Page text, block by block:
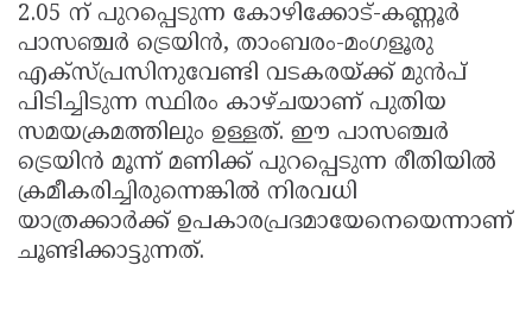
2.05 ന് പുറപ്പെടുന്ന കോഴിക്കോട്-കണ്ണൂർ
പാസഞ്ചർ ട്രെയിൻ, താംബരം-മംഗളൂരു
എക്സ്പ്രസിനുവേണ്ടി വടകരയ്ക്ക് മുൻപ്
പിടിച്ചിടുന്ന സ്ഥിരം കാഴ്ചയാണ് പുതിയ
സമയക്രമത്തിലും ഉള്ളത്. ഈ പാസഞ്ചർ
ട്രെയിൻ മൂന്ന് മണിക്ക് പുറപ്പെടുന്ന രീതിയിൽ
ക്രമീകരിച്ചിരുന്നെങ്കിൽ നിരവധി
യാത്രക്കാർക്ക് ഉപകാരപ്രദമായേനെയെന്നാണ്
ചൂണ്ടിക്കാട്ടുന്നത്.